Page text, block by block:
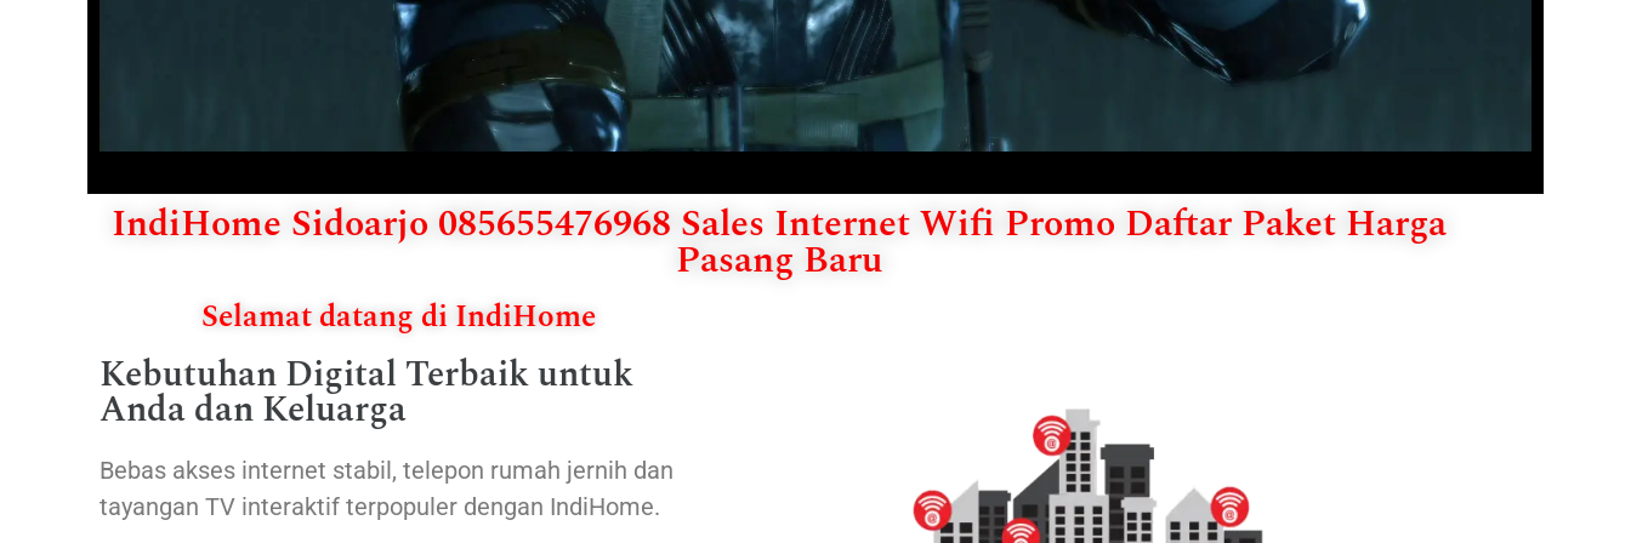
IndiHome Sidoarjo 085655476968 Sales Internet Wifi Promo Daftar Paket Harga
Pasang Baru
Selamat datang di IndiHome
Kebutuhan Digital Terbaik untuk
Anda dan Keluarga
Bebas akses internet stabil, telepon rumah jernih dan
tayangan TV interaktif terpopuler dengan IndiHome.